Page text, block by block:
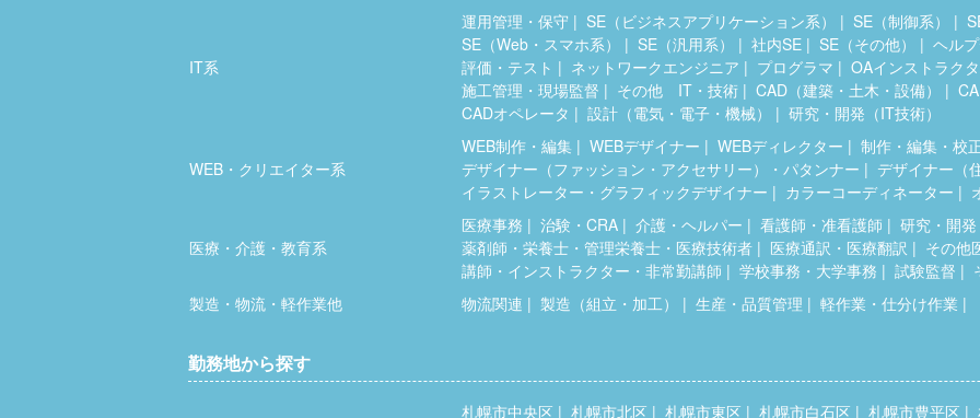
IT系
運用管理・保守 SE（ビジネスアプリケーション系） SE（制御系）
SE（Web・スマホ系）
SE（汎用系） 社内SE SE（その他）
ヘル
評価・テスト
ネットワークエンジニア プログラマ
OAインストラク
施工管理・現場監督
その他 IT・技術 CAD（建築・土木・設備）
CADオペレータ
設計（電気・電子・機械） 研究・開発（IT技術）
WEB・クリエイター系
WEB制作・編集 WEBデザイナー WEBディレクター
制作・編集・校
デザイナー（ファッション・アクセサリー）・パタンナー
デザイナー（
イラストレーター・グラフィックデザイナー
カラーコーディネーター
医療・介護・教育系
医療事務 治験・CRA 介護・ヘルパー 看護師・准看護師
研究・開
薬剤師・栄養士・管理栄養士・医療技術者
医療通訳・医療翻訳
その他
講師・インストラクター・非常勤講師
学校事務・大学事務 試験監督
製造・物流・軽作業他
物流関連 製造（組立・加工） 生産・品質管理 軽作業・仕分け作業
勤務地から探す
札幌市中央区 札幌市北区 札幌市東区 札幌市白石区 札幌市豊平区